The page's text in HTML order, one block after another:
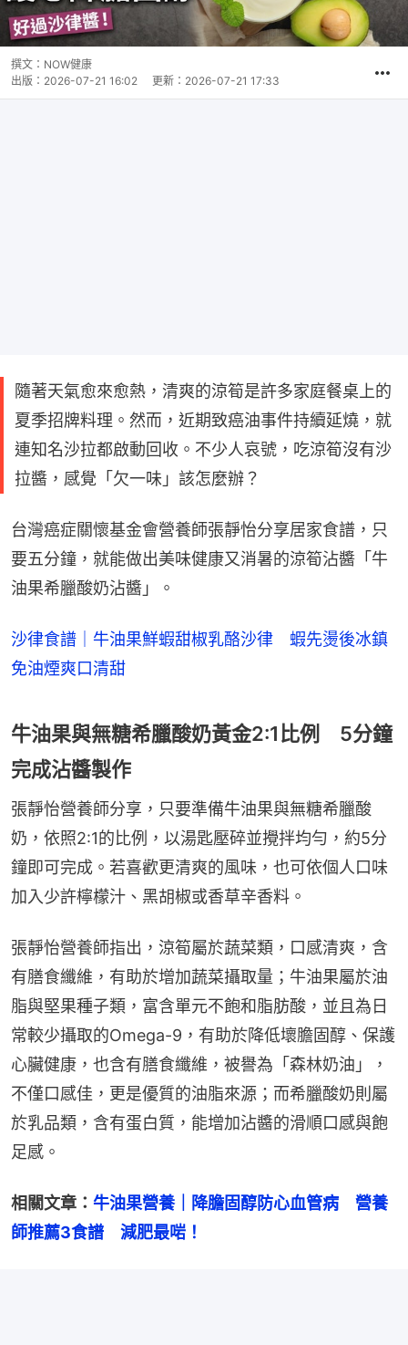
撰文： NOW健康
出版： 2026-07-21 16:02 更新： 2026-07-21 17:33
隨著天氣愈來愈熱，清爽的涼筍是許多家庭餐桌上的
夏季招牌料理。然而，近期致癌油事件持續延燒，就
連知名沙拉都啟動回收。不少人哀號，吃涼筍沒有沙
拉醬，感覺「欠一味」該怎麼辦？
台灣癌症關懷基金會營養師張靜怡分享居家食譜，只
要五分鐘，就能做出美味健康又消暑的涼筍沾醬「牛
油果希臘酸奶沾醬」。
沙律食譜｜牛油果鮮蝦甜椒乳酪沙律 蝦先燙後冰鎮
免油煙爽口清甜
牛油果與無糖希臘酸奶黃金2:1比例 5分鐘
完成沾醬製作
張靜怡營養師分享，只要準備牛油果與無糖希臘酸
奶，依照2:1的比例，以湯匙壓碎並攪拌均勻，約5分
鐘即可完成。若喜歡更清爽的風味，也可依個人口味
加入少許檸檬汁、黑胡椒或香草辛香料。
張靜怡營養師指出，涼筍屬於蔬菜類，口感清爽，含
有膳食纖維，有助於增加蔬菜攝取量；牛油果屬於油
脂與堅果種子類，富含單元不飽和脂肪酸，並且為日
常較少攝取的Omega-9，有助於降低壞膽固醇、保護
心臟健康，也含有膳食纖維，被譽為「森林奶油」，
不僅口感佳，更是優質的油脂來源；而希臘酸奶則屬
於乳品類，含有蛋白質，能增加沾醬的滑順口感與飽
足感。
相關文章： 牛油果營養｜降膽固醇防心血管病　營養
師推薦3食譜　減肥最啱！